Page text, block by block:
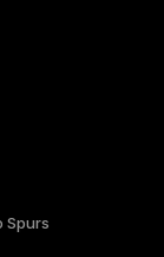
Spurs